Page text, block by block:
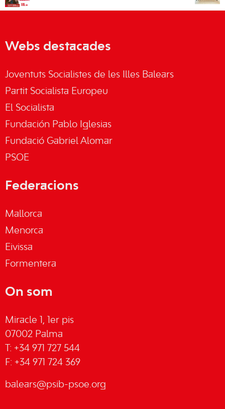
Webs destacades
Joventuts Socialistes de les Illes Balears
Partit Socialista Europeu
El Socialista
Fundación Pablo Iglesias
Fundació Gabriel Alomar
PSOE
Federacions
Mallorca
Menorca
Eivissa
Formentera
On som
Miracle 1, 1er pis
07002 Palma
T: +34 971 727 544
F: +34 971 724 369
balears@psib-psoe.org